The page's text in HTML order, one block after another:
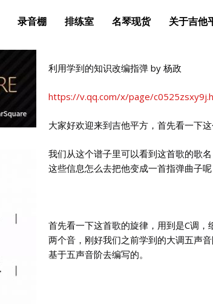
录音棚 排练室 名琴现货 关于吉他
利用学到的知识改编指弹 by 杨政
https://v.qq.com/x/page/
大家好欢迎来到吉他平方，首先看一下这
我们从这个谱子里可以看到这首歌的歌
这些信息怎么去把他变成一首指弹曲子
首先看一下这首歌的旋律，用到是C调
两个音，刚好我们之前学到的大调五声
基于五声音阶去编写的。